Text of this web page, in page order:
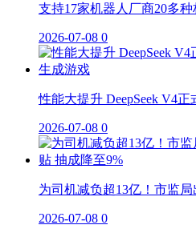
支持17家机器人厂商20多
2026-07-08 0
性能大提升 DeepSeek V4
2026-07-08 0
为司机减负超13亿！市监
2026-07-08 0